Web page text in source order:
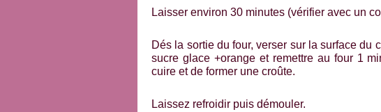
Laisser environ 30 minutes (vérifier avec un
Dés la sortie du four, verser sur la surface du
sucre glace +orange et remettre au four 1
cuire et de former une croûte.
Laissez refroidir puis démouler.